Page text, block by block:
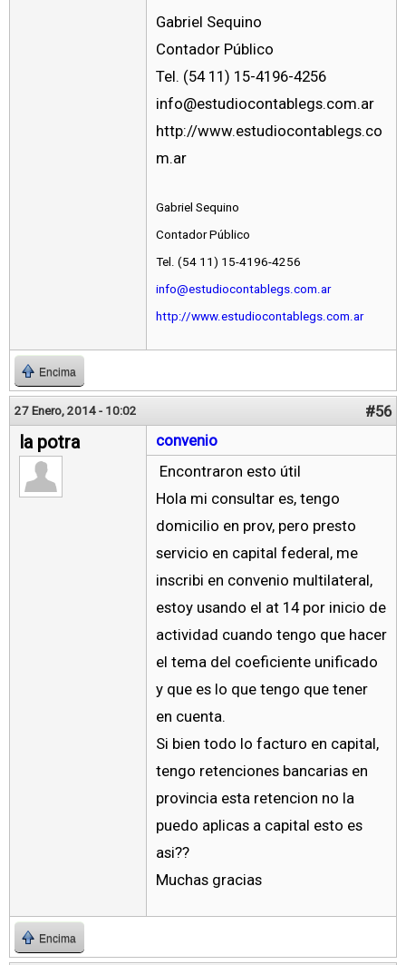
Gabriel Sequino
Contador Público
Tel. (54 11) 15-4196-4256
info@estudiocontablegs.com.ar
http://www.estudiocontablegs.co
m.ar
Gabriel Sequino
Contador Público
Tel. (54 11) 15-4196-4256
info@estudiocontablegs.com.ar
http://www.estudiocontablegs.com.ar
Encima
27 Enero, 2014 - 10:02 #56
la potra
convenio
Encontraron esto útil
Hola mi consultar es, tengo
domicilio en prov, pero presto
servicio en capital federal, me
inscribi en convenio multilateral,
estoy usando el at 14 por inicio de
actividad cuando tengo que hacer
el tema del coeficiente unificado
y que es lo que tengo que tener
en cuenta.
Si bien todo lo facturo en capital,
tengo retenciones bancarias en
provincia esta retencion no la
puedo aplicas a capital esto es
asi??
Muchas gracias
Encima